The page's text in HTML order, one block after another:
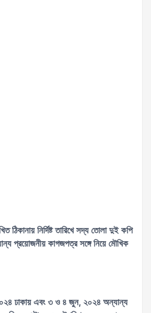
ঠিকানায় নির্দিষ্ট তারিখে সদ্য তোলা দুই কপি
প্রয়োজনীয় কাগজপত্র সঙ্গে নিয়ে মৌখিক
ঢাকায় এবং ৩ ও ৪ জুন, ২০২৪ অন্যান্য